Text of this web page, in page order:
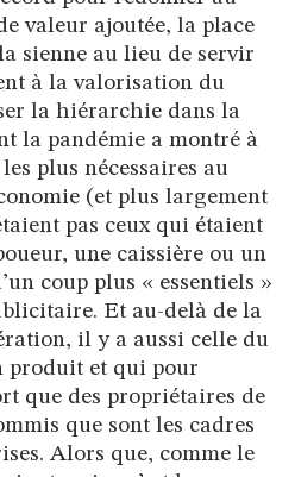
valeur ajoutée, la place
sienne au lieu de servir
à la valorisation du
la hiérarchie dans la
la pandémie a montré à
plus nécessaires au
(et plus largement
pas ceux qui étaient
une caissière ou un
coup plus « essentiels »
Et au-delà de la
il y a aussi celle du
produit et qui pour
que des propriétaires de
que sont les cadres
Alors que, comme le